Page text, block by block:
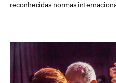
reconhecidas normas